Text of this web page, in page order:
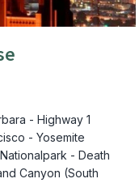
- Highway 1
- Yosemite
- Death
Canyon (South